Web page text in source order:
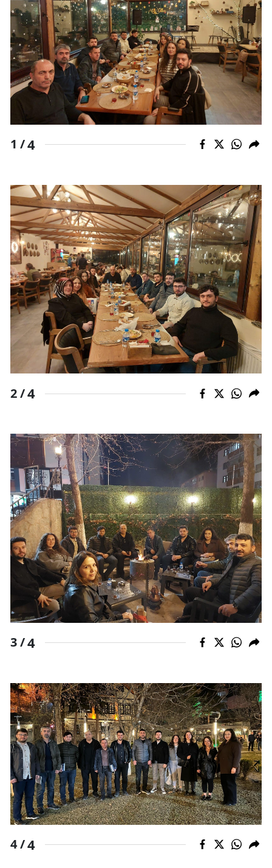
Samsun
Siirt
Sinop
Sivas
Tekirdağ
Tokat
Tunceli
Şanlıurfa
Uşak
Van
Yozgat
Zonguldak
Aksaray
Bayburt
Karaman
Batman
Şırnak
Bartın
Ardahan
Iğdır
Yalova
Karabük
Kilis
Osmaniye
1 /4
2 /4
3 /4
4 /4